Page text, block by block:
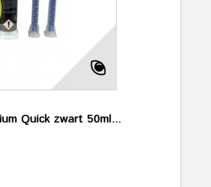
Quick zwart 50ml...